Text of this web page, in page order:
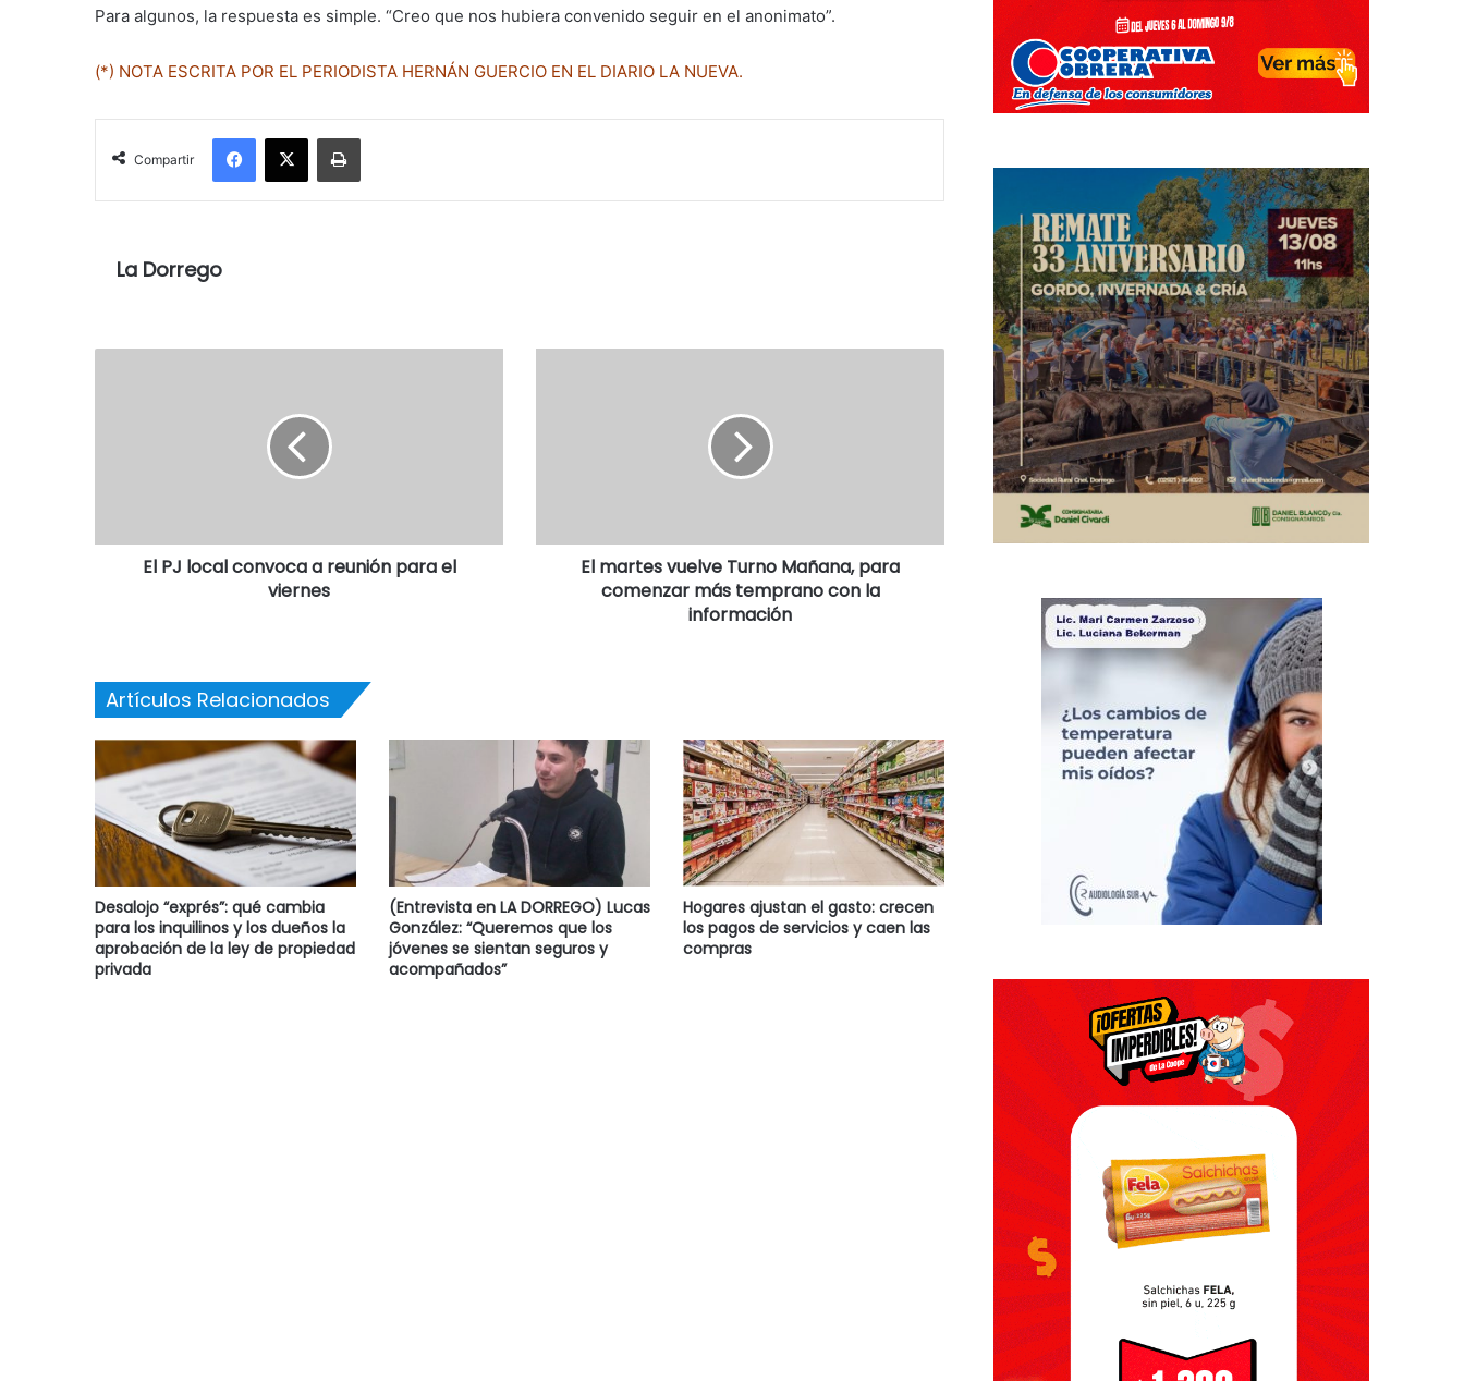
Para algunos, la respuesta es simple. “Creo que nos hubiera convenido seguir en el anonimato”.
(*) NOTA ESCRITA POR EL PERIODISTA HERNÁN GUERCIO EN EL DIARIO LA NUEVA.
Compartir
Facebook
X Imprimir
La Dorrego
El PJ local convoca a reunión para el
viernes
El martes vuelve Turno Mañana, para
comenzar más temprano con la
información
Artículos Relacionados
Desalojo “exprés”: qué cambia
para los inquilinos y los dueños la
aprobación de la ley de propiedad
privada
(Entrevista en LA DORREGO) Lucas
González: “Queremos que los
jóvenes se sientan seguros y
acompañados”
Hogares ajustan el gasto: crecen
los pagos de servicios y caen las
compras